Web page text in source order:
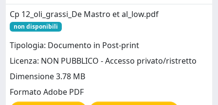
Cp 12_oli_grassi_De Mastro et al_low.pdf
non disponibili
Tipologia: Documento in Post-print
Licenza: NON PUBBLICO - Accesso privato/ristretto
Dimensione 3.78 MB
Formato Adobe PDF